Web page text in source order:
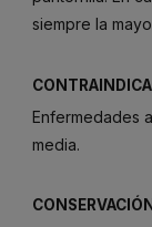
siempre la
Enfermedades
media.